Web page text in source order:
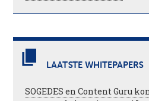
LAATSTE WHITEPAPERS
SOGEDES en Content Guru